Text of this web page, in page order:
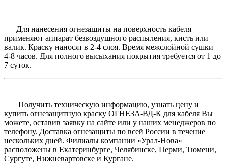
Для нанесения огнезащиты на поверхность кабеля
применяют аппарат безвоздушного распыления, кисть или
валик. Краску наносят в 2-4 слоя. Время межслойной сушки –
4-8 часов. Для полного высыхания покрытия требуется от 1 до
7 суток.
Получить техническую информацию, узнать цену и
купить огнезащитную краску ОГНЕЗА-ВД-К для кабеля Вы
можете, оставив заявку на сайте или у наших менеджеров по
телефону. Доставка огнезащиты по всей России в течение
нескольких дней. Филиалы компании «Урал-Нова»
расположены в Екатеринбурге, Челябинске, Перми, Тюмени,
Сургуте, Нижневартовске и Кургане.